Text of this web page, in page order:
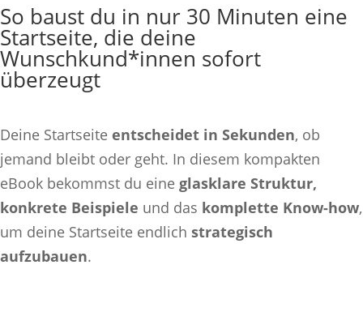
So baust du in nur 30 Minuten eine
Startseite, die deine
Wunschkund*innen sofort
überzeugt
Deine Startseite entscheidet in Sekunden, ob
jemand bleibt oder geht. In diesem kompakten
eBook bekommst du eine glasklare Struktur,
konkrete Beispiele und das komplette Know-how,
um deine Startseite endlich strategisch
aufzubauen.